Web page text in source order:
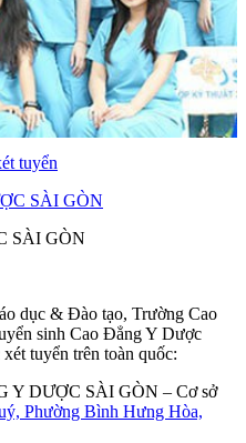
SÀI GÒN
dục & Đào tạo, Trường Cao
sinh Cao Đẳng Y Dược
tuyển trên toàn quốc:
– Cơ sở
Phường Bình Hưng Hòa,